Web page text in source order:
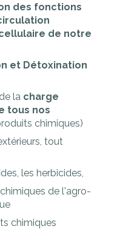
des fonctions
de notre
et Détoxination
la charge
tous nos
chimiques)
tout
les herbicides,
de l'agro-
chimiques